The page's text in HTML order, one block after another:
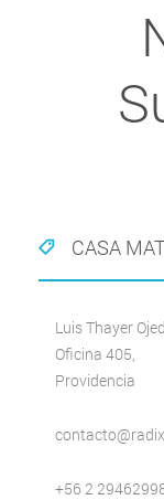
CASA
Luis Thayer
Oficina 405,
Providencia
+56 2